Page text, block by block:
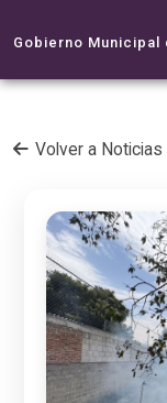
Gobierno
Volver a Noticias